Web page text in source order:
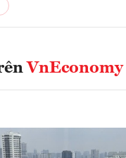
VnEconomy